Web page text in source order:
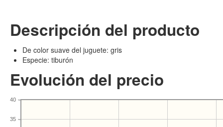
Descripción del producto
De color suave del juguete: gris
Especie: tiburón
Evolución del precio
35
40